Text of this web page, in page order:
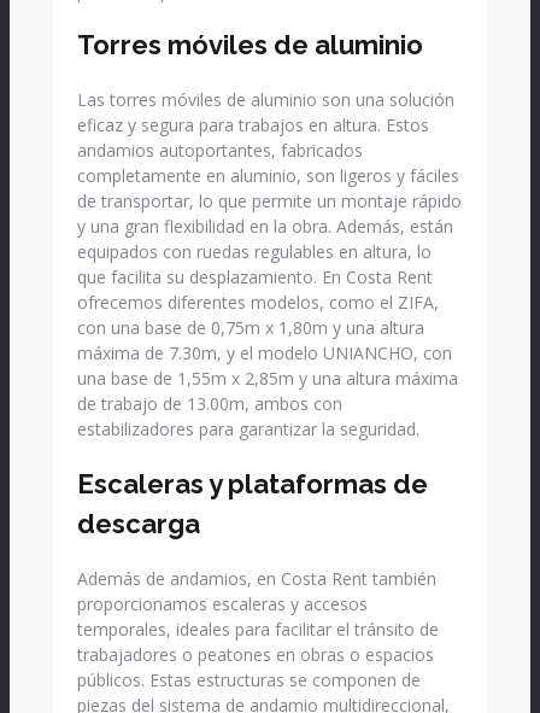
Torres móviles de aluminio
Las torres móviles de aluminio son una solución
eficaz y segura para trabajos en altura. Estos
andamios autoportantes, fabricados
completamente en aluminio, son ligeros y fáciles
de transportar, lo que permite un montaje rápido
y una gran flexibilidad en la obra. Además, están
equipados con ruedas regulables en altura, lo
que facilita su desplazamiento. En Costa Rent
ofrecemos diferentes modelos, como el ZIFA,
con una base de 0,75m x 1,80m y una altura
máxima de 7.30m, y el modelo UNIANCHO, con
una base de 1,55m x 2,85m y una altura máxima
de trabajo de 13.00m, ambos con
estabilizadores para garantizar la seguridad.
Escaleras y plataformas de
descarga
Además de andamios, en Costa Rent también
proporcionamos escaleras y accesos
temporales, ideales para facilitar el tránsito de
trabajadores o peatones en obras o espacios
públicos. Estas estructuras se componen de
piezas del sistema de andamio multidireccional,